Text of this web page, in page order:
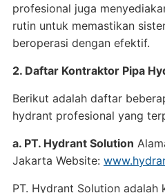
profesional juga
rutin untuk memastikan
beroperasi dengan efektif.
2. Daftar Kontraktor Pipa
Berikut adalah daftar
hydrant profesional yang
a. PT. Hydrant Solution
Jakarta Website:
PT. Hydrant Solution